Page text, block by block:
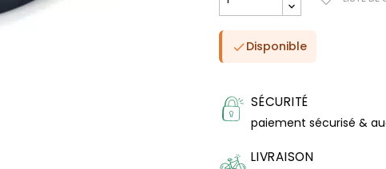
Disponible
SÉCURITÉ
paiement sécurisé &
LIVRAISON